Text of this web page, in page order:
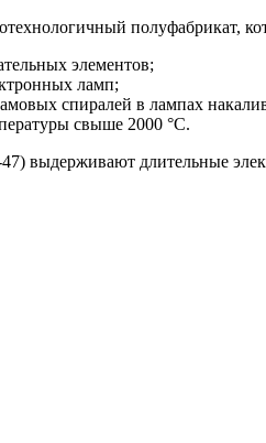
полуфабрикат,
элементов;
ламп;
спиралей в лампах
свыше 2000 °C.
выдерживают длительные